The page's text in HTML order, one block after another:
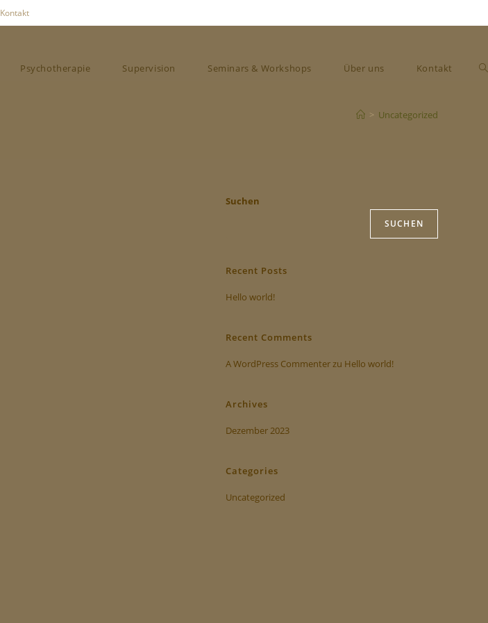
Kontakt
Psychotherapie Supervision Seminars & Workshops Über uns Kontakt
> Uncategorized
Suchen
SUCHEN
Recent Posts
Hello world!
Recent Comments
A WordPress Commenterzu Hello world!
Archives
Dezember 2023
Categories
Uncategorized